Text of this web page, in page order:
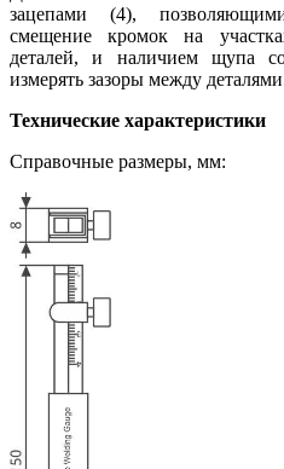
зацепами (4),
смещение кромок на
деталей, и наличием щупа
измерять зазоры между
Технические характеристики
Справочные размеры, мм: